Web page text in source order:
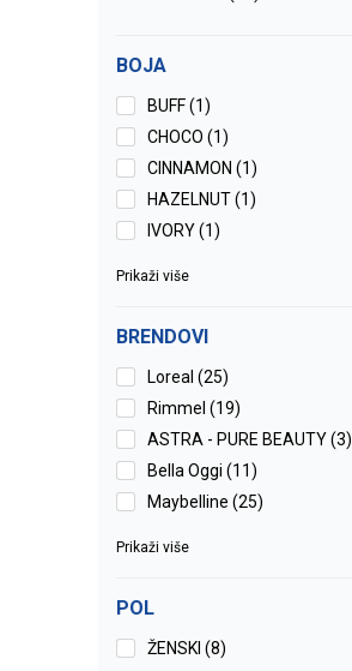
BOJA
BUFF (1)
CHOCO (1)
CINNAMON (1)
HAZELNUT (1)
IVORY (1)
Prikaži više
BRENDOVI
Loreal (25)
Rimmel (19)
ASTRA - PURE BEAUTY (3)
Bella Oggi (11)
Maybelline (25)
Prikaži više
POL
ŽENSKI (8)